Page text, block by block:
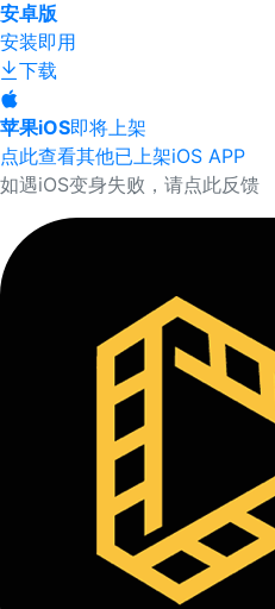
安卓版
安装即用
下载
苹果iOS即将上架
点此查看其他已上架iOS APP
如遇iOS变身失败，请点此反馈